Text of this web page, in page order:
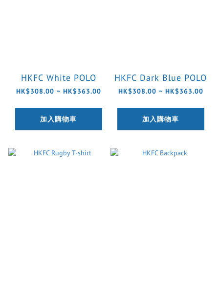
HKFC White POLO
HK$308.00 ~ HK$363.00
加入購物車
HKFC Dark Blue POLO
HK$308.00 ~ HK$363.00
加入購物車